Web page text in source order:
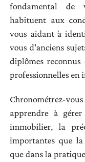
fondamental de
habituent aux
vous aidant à
vous d'anciens
diplômes reconnus
professionnelles en
Chronométrez-
apprendre à
immobilier, la
importantes que
que dans la